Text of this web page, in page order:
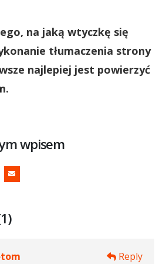
na jaką wtyczkę się
tłumaczenia strony
najlepiej jest powierzyć
wpisem
Reply